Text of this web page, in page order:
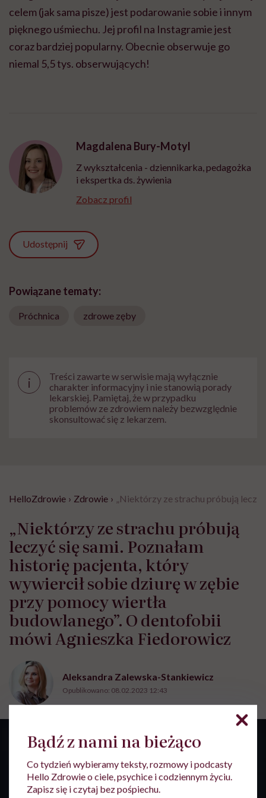
celem (jak sama pisze) jest podarowanie sobie i innym
pięknego uśmiechu. Jej profil na Instagramie jest
coraz bardziej popularny. Obecnie obserwuje go
niemal 5,5 tys. obserwujących!
Magdalena Bury-Motyl
Z wykształcenia - dziennikarka, pedagożka
i ekspertka ds. żywienia
Zobacz profil
Udostępnij
Powiązane tematy:
Próchnica zdrowe zęby
i
Treści zawarte w serwisie mają wyłącznie
charakter informacyjny i nie stanowią porady
lekarskiej. Pamiętaj, że w przypadku
problemów ze zdrowiem należy bezwzględnie
skonsultować się z lekarzem.
HelloZdrowie › Zdrowie › „Niektórzy ze strachu próbują
„Niektórzy ze strachu próbują
leczyć się sami. Poznałam
historię pacjenta, który
wywiercił sobie dziurę w zębie
przy pomocy wiertła
budowlanego”. O dentofobii
mówi Agnieszka Fiedorowicz
Aleksandra Zalewska-Stankiewicz
Opublikowano: 08.02.2023 12:43
Bądź z nami na bieżąco
Co tydzień wybieramy teksty, rozmowy i podcasty
Hello Zdrowie o ciele, psychice i codziennym życiu.
Zapisz się i czytaj bez pośpiechu.